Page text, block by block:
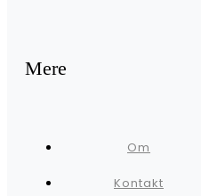
Mere
Om
Kontakt